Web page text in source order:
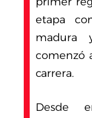
etapa
madura
comenzó
carrera.
Desde